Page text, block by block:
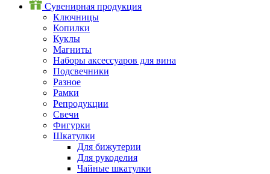
Сувенирная продукция
Ключницы
Копилки
Куклы
Магниты
Наборы аксессуаров для вина
Подсвечники
Разное
Рамки
Репродукции
Свечи
Фигурки
Шкатулки
Для бижутерии
Для рукоделия
Чайные шкатулки